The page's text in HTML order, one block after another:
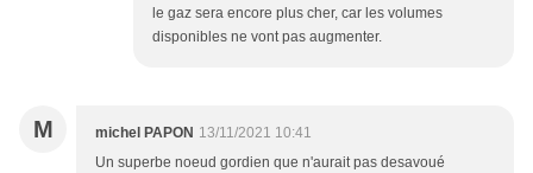
le gaz sera encore plus cher, car les volumes
disponibles ne vont pas augmenter.
M michel PAPON 13/11/2021 10:41
Un superbe noeud gordien que n'aurait pas desavoué